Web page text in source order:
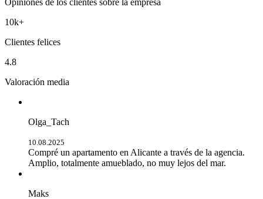
10k+
Clientes felices
4.8
Valoración media
Olga_Tach
10.08.2025
Compré un apartamento en Alicante a través de la agencia.
Amplio, totalmente amueblado, no muy lejos del mar.
Maks